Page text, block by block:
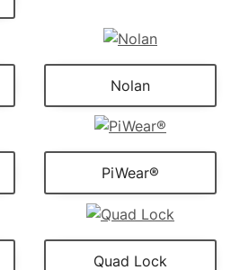
Nolan
PiWear®
Quad Lock